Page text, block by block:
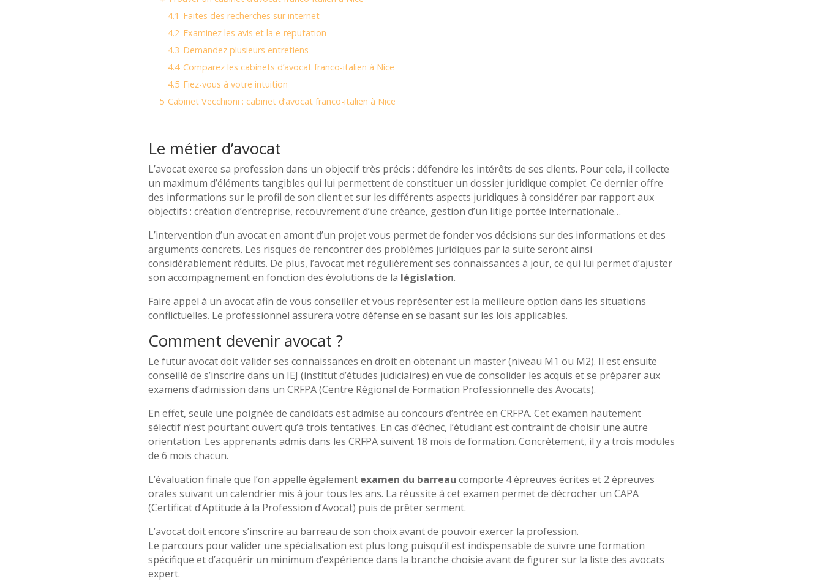
4.1 Faites des recherches sur internet
4.2 Examinez les avis et la e-reputation
4.3 Demandez plusieurs entretiens
4.4 Comparez les cabinets d’avocat franco-italien à Nice
4.5 Fiez-vous à votre intuition
5 Cabinet Vecchioni : cabinet d’avocat franco-italien à Nice
Le métier d’avocat
L’avocat exerce sa profession dans un objectif très précis : défendre les intérêts de ses clients. Pour cela, il collecte
un maximum d’éléments tangibles qui lui permettent de constituer un dossier juridique complet. Ce dernier offre
des informations sur le profil de son client et sur les différents aspects juridiques à considérer par rapport aux
objectifs : création d’entreprise, recouvrement d’une créance, gestion d’un litige portée internationale…
L’intervention d’un avocat en amont d’un projet vous permet de fonder vos décisions sur des informations et des
arguments concrets. Les risques de rencontrer des problèmes juridiques par la suite seront ainsi
considérablement réduits. De plus, l’avocat met régulièrement ses connaissances à jour, ce qui lui permet d’ajuster
son accompagnement en fonction des évolutions de la législation.
Faire appel à un avocat afin de vous conseiller et vous représenter est la meilleure option dans les situations
conflictuelles. Le professionnel assurera votre défense en se basant sur les lois applicables.
Comment devenir avocat ?
Le futur avocat doit valider ses connaissances en droit en obtenant un master (niveau M1 ou M2). Il est ensuite
conseillé de s’inscrire dans un IEJ (institut d’études judiciaires) en vue de consolider les acquis et se préparer aux
examens d’admission dans un CRFPA (Centre Régional de Formation Professionnelle des Avocats).
En effet, seule une poignée de candidats est admise au concours d’entrée en CRFPA. Cet examen hautement
sélectif n’est pourtant ouvert qu’à trois tentatives. En cas d’échec, l’étudiant est contraint de choisir une autre
orientation. Les apprenants admis dans les CRFPA suivent 18 mois de formation. Concrètement, il y a trois modules
de 6 mois chacun.
L’évaluation finale que l’on appelle également examen du barreau comporte 4 épreuves écrites et 2 épreuves
orales suivant un calendrier mis à jour tous les ans. La réussite à cet examen permet de décrocher un CAPA
(Certificat d’Aptitude à la Profession d’Avocat) puis de prêter serment.
L’avocat doit encore s’inscrire au barreau de son choix avant de pouvoir exercer la profession.
Le parcours pour valider une spécialisation est plus long puisqu’il est indispensable de suivre une formation
spécifique et d’acquérir un minimum d’expérience dans la branche choisie avant de figurer sur la liste des avocats
expert.